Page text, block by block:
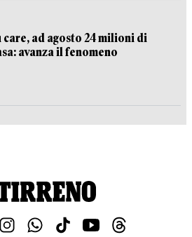
care, ad agosto 24 milioni di
avanza il fenomeno